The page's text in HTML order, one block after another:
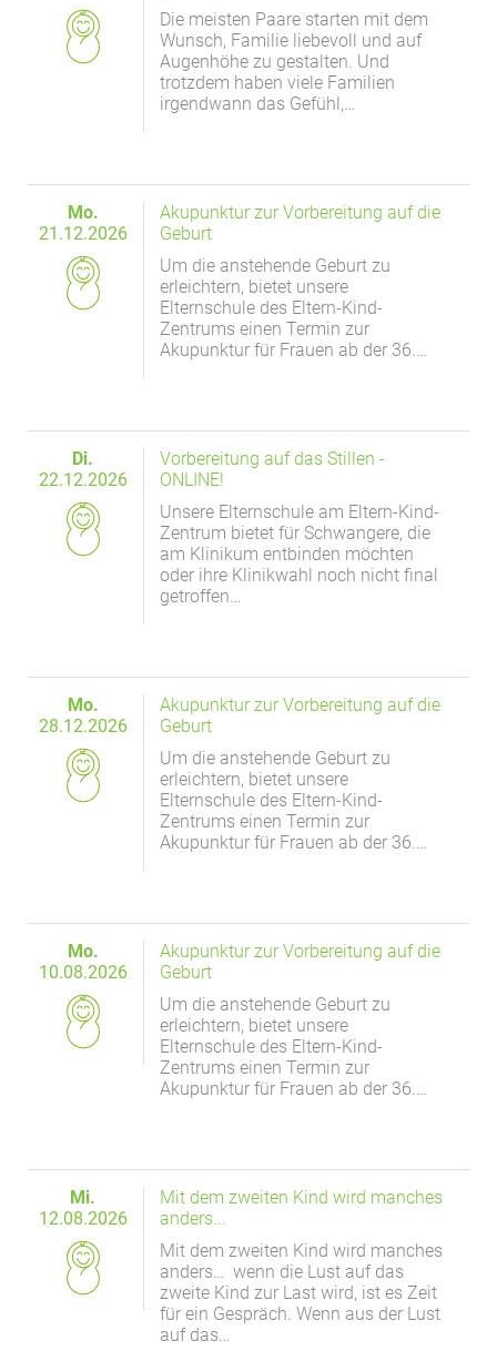
Die meisten Paare starten mit dem
Wunsch, Familie liebevoll und auf
Augenhöhe zu gestalten. Und
trotzdem haben viele Familien
irgendwann das Gefühl,…
Mo.
21.12.2026
Akupunktur zur Vorbereitung auf die
Geburt
Um die anstehende Geburt zu
erleichtern, bietet unsere
Elternschule des Eltern-Kind-
Zentrums einen Termin zur
Akupunktur für Frauen ab der 36.…
Di.
22.12.2026
Vorbereitung auf das Stillen -
ONLINE!
Unsere Elternschule am Eltern-Kind-
Zentrum bietet für Schwangere, die
am Klinikum entbinden möchten
oder ihre Klinikwahl noch nicht final
getroffen…
Mo.
28.12.2026
Akupunktur zur Vorbereitung auf die
Geburt
Um die anstehende Geburt zu
erleichtern, bietet unsere
Elternschule des Eltern-Kind-
Zentrums einen Termin zur
Akupunktur für Frauen ab der 36.…
Mo.
10.08.2026
Akupunktur zur Vorbereitung auf die
Geburt
Um die anstehende Geburt zu
erleichtern, bietet unsere
Elternschule des Eltern-Kind-
Zentrums einen Termin zur
Akupunktur für Frauen ab der 36.…
Mi.
12.08.2026
Mit dem zweiten Kind wird manches
anders...
Mit dem zweiten Kind wird manches
anders… wenn die Lust auf das
zweite Kind zur Last wird, ist es Zeit
für ein Gespräch. Wenn aus der Lust
auf das…
YouTube